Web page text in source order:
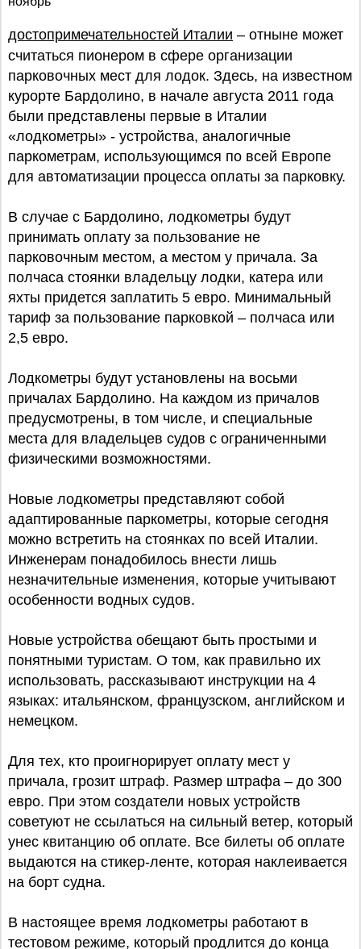
достопримечательностей Италии – отныне может
считаться пионером в сфере организации
парковочных мест для лодок. Здесь, на известном
курорте Бардолино, в начале августа 2011 года
были представлены первые в Италии
«лодкометры» - устройства, аналогичные
паркометрам, использующимся по всей Европе
для автоматизации процесса оплаты за парковку.
В случае с Бардолино, лодкометры будут
принимать оплату за пользование не
парковочным местом, а местом у причала. За
полчаса стоянки владельцу лодки, катера или
яхты придется заплатить 5 евро. Минимальный
тариф за пользование парковкой – полчаса или
2,5 евро.
Лодкометры будут установлены на восьми
причалах Бардолино. На каждом из причалов
предусмотрены, в том числе, и специальные
места для владельцев судов с ограниченными
физическими возможностями.
Новые лодкометры представляют собой
адаптированные паркометры, которые сегодня
можно встретить на стоянках по всей Италии.
Инженерам понадобилось внести лишь
незначительные изменения, которые учитывают
особенности водных судов.
Новые устройства обещают быть простыми и
понятными туристам. О том, как правильно их
использовать, рассказывают инструкции на 4
языках: итальянском, французском, английском и
немецком.
Для тех, кто проигнорирует оплату мест у
причала, грозит штраф. Размер штрафа – до 300
евро. При этом создатели новых устройств
советуют не ссылаться на сильный ветер, который
унес квитанцию об оплате. Все билеты об оплате
выдаются на стикер-ленте, которая наклеивается
на борт судна.
В настоящее время лодкометры работают в
тестовом режиме, который продлится до конца